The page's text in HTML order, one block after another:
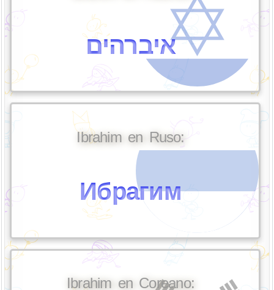
איברהים
Ibrahim en Ruso:
Ибрагим
Ibrahim en Coreano: